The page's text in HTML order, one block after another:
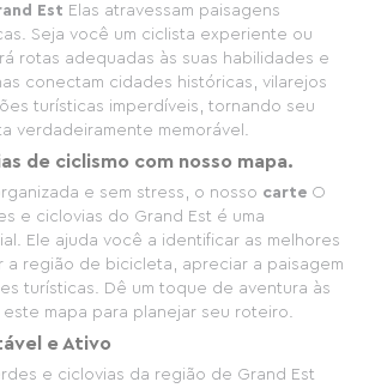
Est Elas atravessam paisagens
Seja você um ciclista experiente ou
rotas adequadas às suas habilidades e
conectam cidades históricas, vilarejos
turísticas imperdíveis, tornando seu
verdadeiramente memorável.
de ciclismo com nosso mapa.
e sem stress, o nosso carte O
e ciclovias do Grand Est é uma
Ele ajuda você a identificar as melhores
a região de bicicleta, apreciar a paisagem
turísticas. Dê um toque de aventura às
este mapa para planejar seu roteiro.
e Ativo
e ciclovias da região de Grand Est